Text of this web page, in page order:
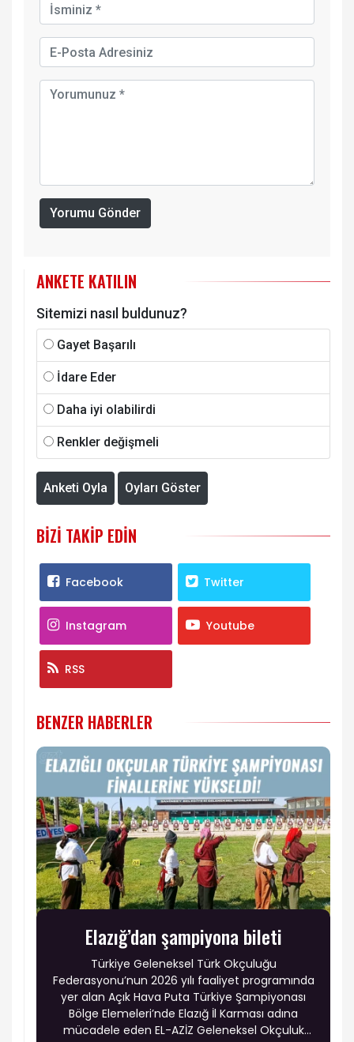
Yorumu Gönder
ANKETE KATILIN
Sitemizi nasıl buldunuz?
Gayet Başarılı
İdare Eder
Daha iyi olabilirdi
Renkler değişmeli
Anketi Oyla Oyları Göster
BIZI TAKIP EDIN
Facebook Twitter
Instagram Youtube
RSS
BENZER HABERLER
Elazığ’dan şampiyona bileti
Türkiye Geleneksel Türk Okçuluğu
Federasyonu’nun 2026 yılı faaliyet programında
yer alan Açık Hava Puta Türkiye Şampiyonası
Bölge Elemeleri’nde Elazığ İl Karması adına
mücadele eden EL-AZİZ Geleneksel Okçuluk